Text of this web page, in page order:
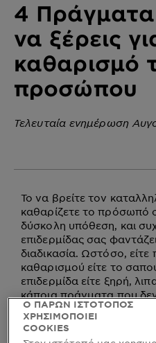
4
να ξέρεις
καθαρισμό
προσώπου
Τελευταία ενημέρωση
Το να βρείτε τον
καθαρίζετε το πρόσωπό
δύσκολη υπόθεση, και
επιδερμίδας σας
διαδικασία. Ωστόσο, είτε
καθαρισμού είτε το
επιδερμίδα είτε ξηρή,
κάποια πράγματα που
1. Λάβετε υπόψη τον τύπο
Ο ΠΑΡΩΝ ΙΣΤΟΤΟΠΟΣ
ΧΡΗΣΙΜΟΠΟΙΕΙ
COOKIES